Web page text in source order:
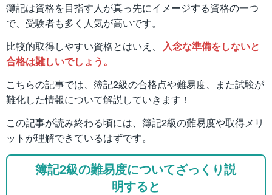
簿記は資格を目指す人が真っ先にイメージする資格の一つ
で、受験者も多く人気が高いです。
比較的取得しやすい資格とはいえ、
入念な準備をしないと
合格は難しいでしょう。
こちらの記事では、簿記2級の合格点や難易度、また試験が
難化した情報について解説していきます！
この記事が読み終わる頃には、簿記2級の難易度や取得メリ
ットが理解できているはずです。
簿記2級の難易度についてざっくり説
明すると